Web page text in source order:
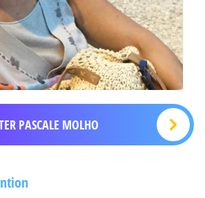
PASCALE MOLHO